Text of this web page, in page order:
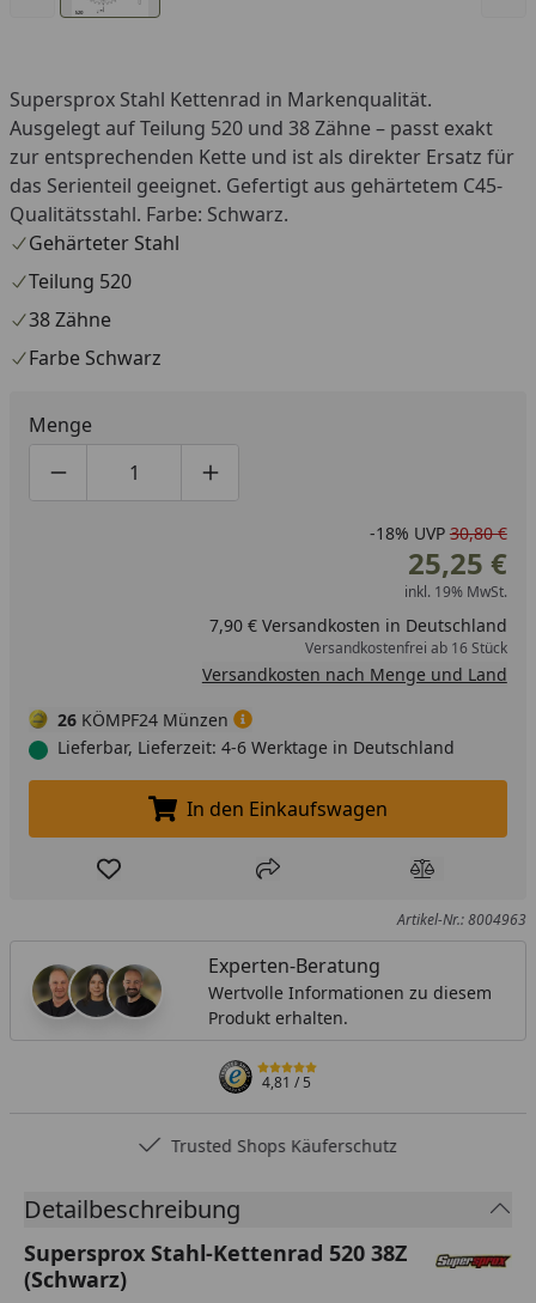
Supersprox Stahl Kettenrad in Markenqualität.
Ausgelegt auf Teilung 520 und 38 Zähne – passt exakt
zur entsprechenden Kette und ist als direkter Ersatz für
das Serienteil geeignet. Gefertigt aus gehärtetem C45-
Qualitätsstahl. Farbe: Schwarz.
Gehärteter Stahl
Teilung 520
38 Zähne
Farbe Schwarz
Menge
Produktmenge um eins verringern
Produktmenge manuell eingeben
Produktmenge um eins erhöhen
-18% UVP 30,80 €
25,25 €
inkl. 19% MwSt.
7,90 € Versandkosten in Deutschland
Versandkostenfrei ab 16 Stück
Versandkosten nach Menge und Land
26 KÖMPF24 Münzen
Lieferbar, Lieferzeit: 4-6 Werktage in Deutschland
In den Einkaufswagen legen
In den Einkaufswagen
Produkt zur Wunschliste hinzufügen
Teilen Produkt
Artikel-Nr.: 8004963
Experten-Beratung
Wertvolle Informationen zu diesem
Produkt erhalten.
4,81/ 5
Trusted Shops Käuferschutz
Detailbeschreibung
Supersprox Stahl-Kettenrad 520 38Z
(Schwarz)